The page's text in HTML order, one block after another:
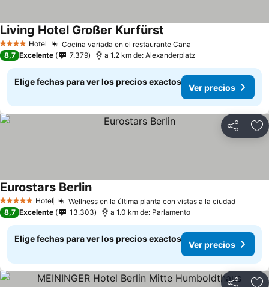
4 EstrellasHotel Cocina variada en el restaurante Cana
Living Hotel Großer Kurfürst
8,7 Excelente 7.379 a 1.2 km de: Alexanderplatz
Elige fechas para ver los precios exactos
Ver precios
Compartir
5 Estrellas Hotel Wellness en la última planta con vistas a la ciudad
Eurostars Berlin
8,7 Excelente 13.303 a 1.0 km de: Parlamento
Elige fechas para ver los precios exactos
Ver precios